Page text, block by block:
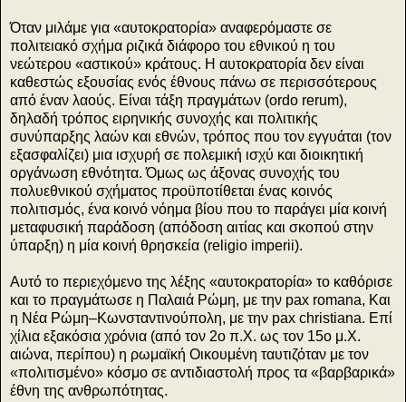
Όταν μιλάμε για «αυτοκρατορία» αναφερόμαστε σε
πολιτειακό σχήμα ριζικά διάφορο του εθνικού η του
νεώτερου «αστικού» κράτους. Η αυτοκρατορία δεν είναι
καθεστώς εξουσίας ενός έθνους πάνω σε περισσότερους
από έναν λαούς. Είναι τάξη πραγμάτων (ordo rerum),
δηλαδή τρόπος ειρηνικής συνοχής και πολιτικής
συνύπαρξης λαών και εθνών, τρόπος που τον εγγυάται (τον
εξασφαλίζει) μια ισχυρή σε πολεμική ισχύ και διοικητική
οργάνωση εθνότητα. Όμως ως άξονας συνοχής του
πολυεθνικού σχήματος προϋποτίθεται ένας κοινός
πολιτισμός, ένα κοινό νόημα βίου που το παράγει μία κοινή
μεταφυσική παράδοση (απόδοση αιτίας και σκοπού στην
ύπαρξη) η μία κοινή θρησκεία (religio imperii).
Αυτό το περιεχόμενο της λέξης «αυτοκρατορία» το καθόρισε
και το πραγμάτωσε η Παλαιά Ρώμη, με την pax romana, Και
η Νέα Ρώμη–Κωνσταντινούπολη, με την pax christiana. Επί
χίλια εξακόσια χρόνια (από τον 2ο π.Χ. ως τον 15ο μ.Χ.
αιώνα, περίπου) η ρωμαϊκή Οικουμένη ταυτιζόταν με τον
«πολιτισμένο» κόσμο σε αντιδιαστολή προς τα «βαρβαρικά»
έθνη της ανθρωπότητας.